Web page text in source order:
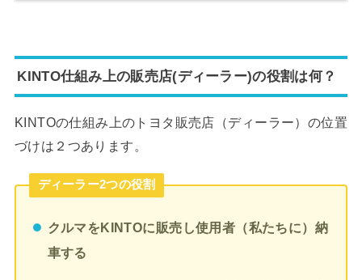
KINTO仕組み上の販売店(ディーラー)の役割は何？
KINTOの仕組み上のトヨタ販売店（ディーラー）の位置
づけは２つあります。
ディーラー2つの役割
クルマをKINTOに販売し使用者（私たちに）納
車する